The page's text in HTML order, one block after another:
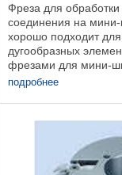
Фреза для
соединения на
хорошо подходит для
дугообразных
фрезами для мини-
программы для
подробнее